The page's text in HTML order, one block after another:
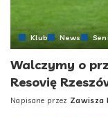
Klub News
Walczymy o
Resovię
Posted
Napisane przez Zawisza